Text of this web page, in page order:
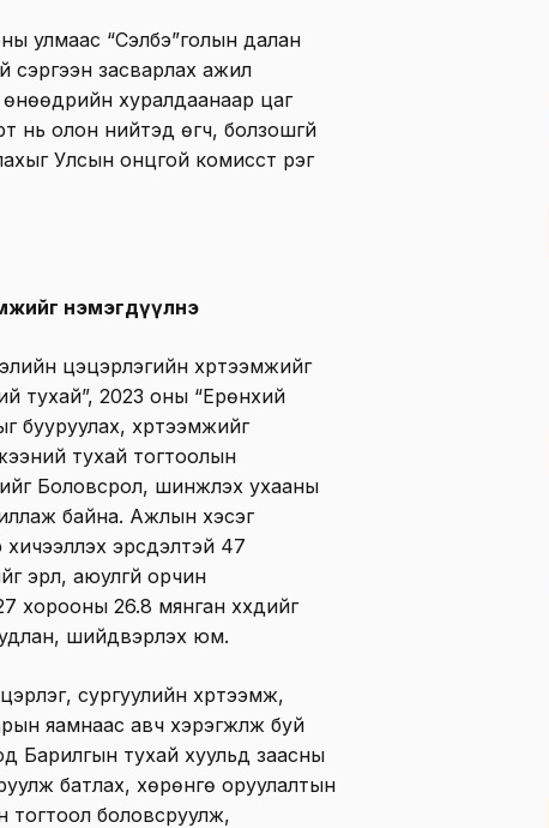
улмаас “Сэлбэ”голын далан
сэргээн засварлах ажил
өнөөдрийн хуралдаанаар цаг
нь олон нийтэд өгч, болзошгүй
Улсын онцгой комисст үүрэг
нэмэгдүүлнэ
цэцэрлэгийн хүртээмжийг
тухай”, 2023 оны “Ерөнхий
бууруулах, хүртээмжийг
тухай тогтоолын
Боловсрол, шинжлэх ухааны
байна. Ажлын хэсэг
эрсдэлтэй 47
эрүүл, аюулгүй орчин
хорооны 26.8 мянган хүүхдийг
шийдвэрлэх юм.
сургуулийн хүртээмж,
яамнаас авч хэрэгжүүлж буй
Барилгын тухай хуульд заасны
батлах, хөрөнгө оруулалтын
тогтоол боловсруулж,